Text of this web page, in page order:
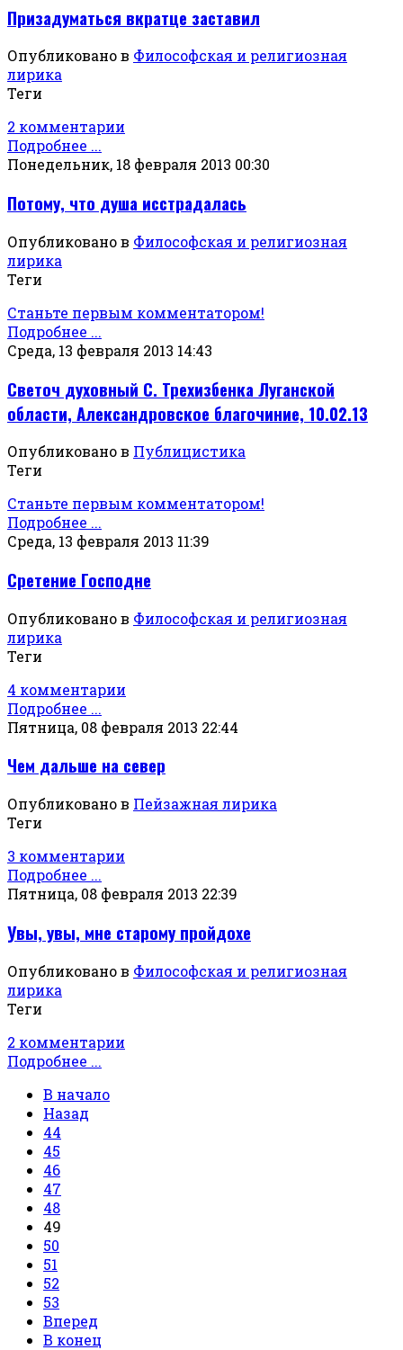
Призадуматься вкратце заставил
Опубликовано в Философская и религиозная
лирика
Теги
2 комментарии
Подробнее ...
Понедельник, 18 февраля 2013 00:30
Потому, что душа исстрадалась
Опубликовано в Философская и религиозная
лирика
Теги
Станьте первым комментатором!
Подробнее ...
Среда, 13 февраля 2013 14:43
Светоч духовный С. Трехизбенка Луганской
области, Александровское благочиние, 10.02.13
Опубликовано в Публицистика
Теги
Станьте первым комментатором!
Подробнее ...
Среда, 13 февраля 2013 11:39
Сретение Господне
Опубликовано в Философская и религиозная
лирика
Теги
4 комментарии
Подробнее ...
Пятница, 08 февраля 2013 22:44
Чем дальше на север
Опубликовано в Пейзажная лирика
Теги
3 комментарии
Подробнее ...
Пятница, 08 февраля 2013 22:39
Увы, увы, мне старому пройдохе
Опубликовано в Философская и религиозная
лирика
Теги
2 комментарии
Подробнее ...
В начало
Назад
44
45
46
47
48
49
50
51
52
53
Вперед
В конец